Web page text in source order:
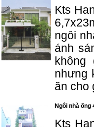
Kts
ngôi
ánh
không
nhưng
ăn cho
Ngôi nhà ống
Kts